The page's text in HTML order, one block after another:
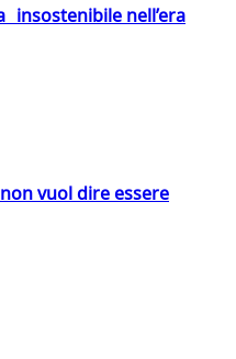
insostenibile nell’era
vuol dire essere